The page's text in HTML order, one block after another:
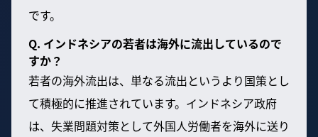
です。
Q. インドネシアの若者は海外に流出しているので
すか？
若者の海外流出は、単なる流出というより国策とし
て積極的に推進されています。インドネシア政府
は、失業問題対策として外国人労働者を海外に送り